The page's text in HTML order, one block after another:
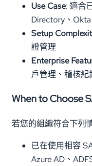
Use Case: 適合
Directory、
Setup
證管理
Enterprise
戶管理、稽核紀
When to Choose
若您的組織符合下列
已在使用相容
Azure AD、